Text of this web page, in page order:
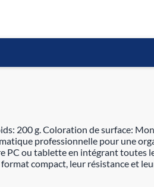
200 g. Coloration de surface:
professionnelle pour une
ou tablette en intégrant
compact, leur résistance et